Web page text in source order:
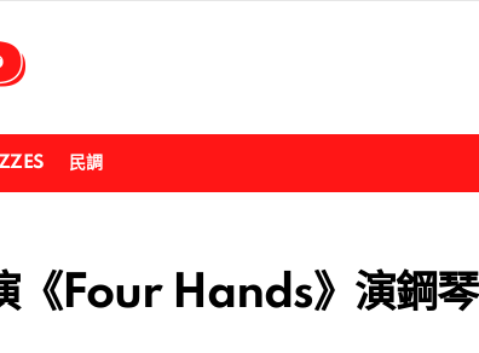
民調
《Four Hands》演鋼琴